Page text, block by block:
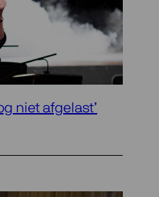
niet afgelast’